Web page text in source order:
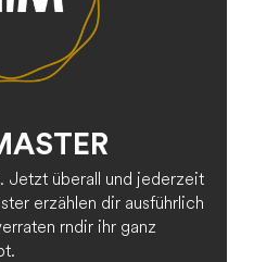
Jetzt überall und jederzeit
erzählen dir ausführlich
rndir ihr ganz